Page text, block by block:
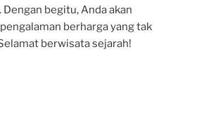
Dengan begitu, Anda akan
berharga yang tak
berwisata sejarah!